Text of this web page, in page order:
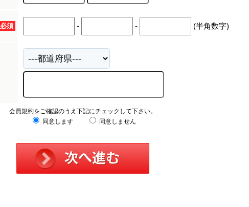
必須 - - (半角数字)
会員規約をご確認のうえ下記にチェックして下さい。
同意します
同意しません